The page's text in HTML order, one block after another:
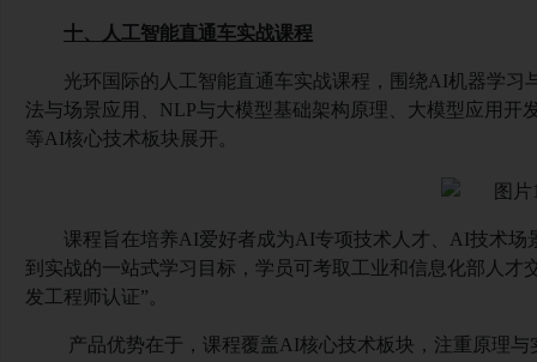
十、人工智能直通车实战课程
光环国际的人工智能直通车实战课程，围绕AI机器学习
法与场景应用、NLP与大模型基础架构原理、大模型应用
等AI核心技术板块展开。
课程旨在培养AI爱好者成为AI专项技术人才、AI技术场
到实战的一站式学习目标，学员可考取工业和信息化部人才
发工程师认证”。
产品优势在于，课程覆盖 AI核心技术板块，注重原理